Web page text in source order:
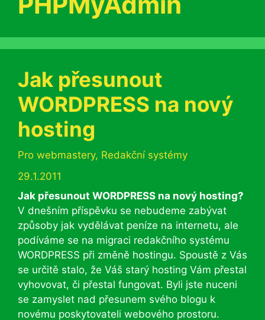
Jak přesunout
WORDPRESS na nový
hosting
Rubriky
Pro webmastery, Redakční systémy
29.1.2011
Jak přesunout WORDPRESS na nový hosting?
V dnešním příspěvku se nebudeme zabývat
způsoby jak vydělávat peníze na internetu, ale
podíváme se na migraci redakčního systému
WORDPRESS při změně hostingu. Spoustě z Vás
se určitě stalo, že Váš starý hosting Vám přestal
vyhovovat, či přestal fungovat. Byli jste nuceni
se zamyslet nad přesunem svého blogu k
novému poskytovateli webového prostoru.